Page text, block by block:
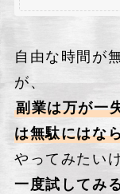
自由な時間が
が、
副業は万が一
は無駄にはな
やってみたい
一度試してみ